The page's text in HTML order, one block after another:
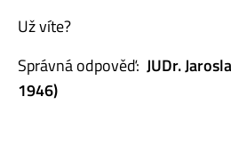
Už víte?
Správná odpověď: JUDr.
1946)